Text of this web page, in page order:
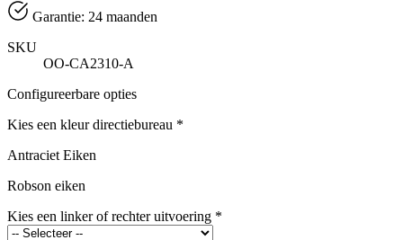
Garantie: 24 maanden
SKU
OO-CA2310-A
Configureerbare opties
Kies een kleur directiebureau *
Antraciet Eiken
Robson eiken
Kies een linker of rechter uitvoering *